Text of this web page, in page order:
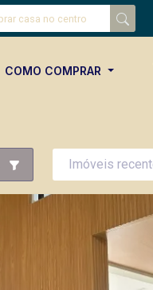
COMO COMPRAR